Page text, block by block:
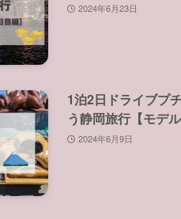
2024年6月23日
1泊2日ドライブプ
う静岡旅行【モデル
2024年6月9日